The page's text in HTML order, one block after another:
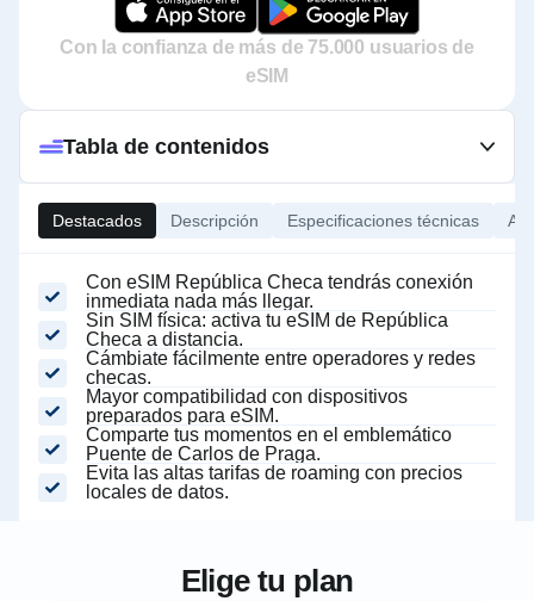
Con la confianza de más de 75.000 usuarios de
eSIM
Destacados Descripción Especificaciones técnicas
Con eSIM República Checa tendrás conexión
inmediata nada más llegar.
Sin SIM física: activa tu eSIM de República
Checa a distancia.
Cámbiate fácilmente entre operadores y redes
checas.
Mayor compatibilidad con dispositivos
preparados para eSIM.
Comparte tus momentos en el emblemático
Puente de Carlos de Praga.
Evita las altas tarifas de roaming con precios
locales de datos.
Tabla de contenidos
Elige tu plan